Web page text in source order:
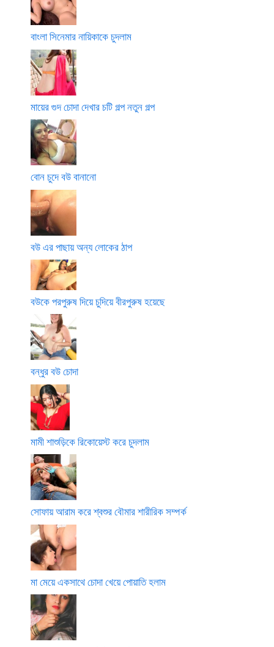
বাংলা সিনেমার নায়িকাকে চুদলাম
মায়ের গুদ চোদা দেখার চটি গল্প নতুন গল্প
বোন চুদে বউ বানানো
বউ এর পাছায় অন্য লোকের ঠাপ
বউকে পরপুরুষ দিয়ে চুদিয়ে বীরপুরুষ হয়েছে
বন্ধুর বউ চোদা
মামী শাশুড়িকে রিকোয়েস্ট করে চুদলাম
সোফায় আরাম করে শ্বশুর বৌমার শারীরিক সম্পর্ক
মা মেয়ে একসাথে চোদা খেয়ে পোয়াতি হলাম